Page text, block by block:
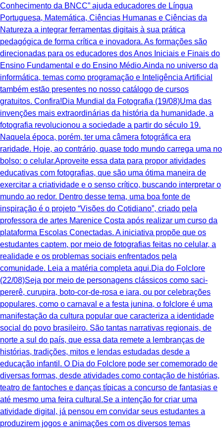
Conhecimento da BNCC” ajuda educadores de Língua
Portuguesa, Matemática, Ciências Humanas e Ciências da
Natureza a integrar ferramentas digitais à sua prática
pedagógica de forma crítica e inovadora. As formações são
direcionadas para os educadores dos Anos Iniciais e Finais do
Ensino Fundamental e do Ensino Médio.Ainda no universo da
informática, temas como programação e Inteligência Artificial
também estão presentes no nosso catálogo de cursos
gratuitos. Confira!Dia Mundial da Fotografia (19/08)Uma das
invenções mais extraordinárias da história da humanidade, a
fotografia revolucionou a sociedade a partir do século 19.
Naquela época, porém, ter uma câmera fotográfica era
raridade. Hoje, ao contrário, quase todo mundo carrega uma no
bolso: o celular.Aproveite essa data para propor atividades
educativas com fotografias, que são uma ótima maneira de
exercitar a criatividade e o senso crítico, buscando interpretar o
mundo ao redor. Dentro desse tema, uma boa fonte de
inspiração é o projeto “Visões do Cotidiano”, criado pela
professora de artes Marenice Costa após realizar um curso da
plataforma Escolas Conectadas. A iniciativa propõe que os
estudantes captem, por meio de fotografias feitas no celular, a
realidade e os problemas sociais enfrentados pela
comunidade. Leia a matéria completa aqui.Dia do Folclore
(22/08)Seja por meio de personagens clássicos como saci-
pererê, curupira, boto-cor-de-rosa e iara, ou por celebrações
populares, como o carnaval e a festa junina, o folclore é uma
manifestação da cultura popular que caracteriza a identidade
social do povo brasileiro. São tantas narrativas regionais, de
norte a sul do país, que essa data remete a lembranças de
histórias, tradições, mitos e lendas estudadas desde a
educação infantil. O Dia do Folclore pode ser comemorado de
diversas formas, desde atividades como contação de histórias,
teatro de fantoches e danças típicas a concurso de fantasias e
até mesmo uma feira cultural.Se a intenção for criar uma
atividade digital, já pensou em convidar seus estudantes a
produzirem jogos e animações com os diversos temas